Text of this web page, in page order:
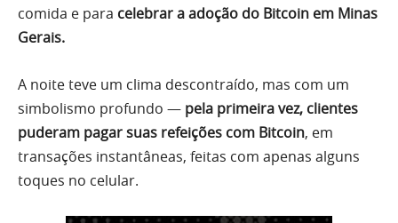
comida e para celebrar a adoção do Bitcoin em Minas
Gerais.
A noite teve um clima descontraído, mas com um
simbolismo profundo — pela primeira vez, clientes
puderam pagar suas refeições com Bitcoin, em
transações instantâneas, feitas com apenas alguns
toques no celular.